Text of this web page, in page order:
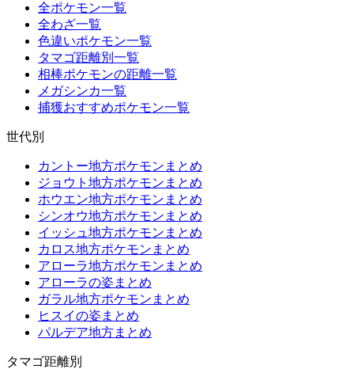
全ポケモン一覧
全わざ一覧
色違いポケモン一覧
タマゴ距離別一覧
相棒ポケモンの距離一覧
メガシンカ一覧
捕獲おすすめポケモン一覧
世代別
カントー地方ポケモンまとめ
ジョウト地方ポケモンまとめ
ホウエン地方ポケモンまとめ
シンオウ地方ポケモンまとめ
イッシュ地方ポケモンまとめ
カロス地方ポケモンまとめ
アローラ地方ポケモンまとめ
アローラの姿まとめ
ガラル地方ポケモンまとめ
ヒスイの姿まとめ
パルデア地方まとめ
タマゴ距離別